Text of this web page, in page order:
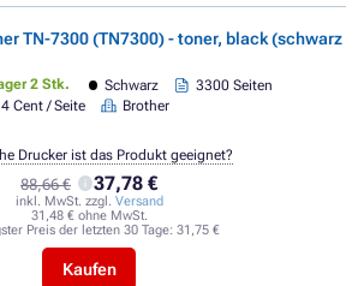
TN-7300 (TN7300) - toner, black (schwarz
2 Stk. Schwarz
3300 Seiten
Cent / Seite
Brother
88,66 € 37,78 €
inkl. MwSt. zzgl. Versand
31,48 € ohne MwSt.
Preis der letzten 30 Tage: 31,75 €
Kaufen
Drucker ist das Produkt geeignet?